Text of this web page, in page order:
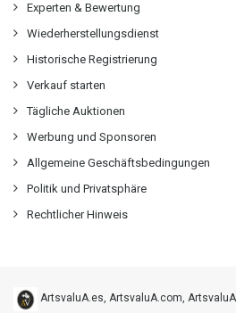
Experten & Bewertung
Wiederherstellungsdienst
Historische Registrierung
Verkauf starten
Tägliche Auktionen
Werbung und Sponsoren
Allgemeine Geschäftsbedingungen
Politik und Privatsphäre
Rechtlicher Hinweis
ArtsvaluA.es, ArtsvaluA.com,